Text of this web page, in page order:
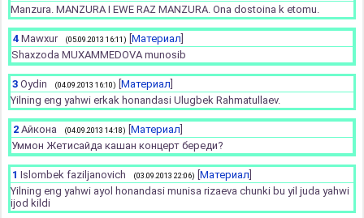
Manzura. MANZURA I EWE RAZ MANZURA. Ona dostoina k etomu.
4 Mawxur (05.09.2013 16:11) Материал
Shaxzoda MUXAMMEDOVA munosib
3 Oydin (04.09.2013 16:10) Материал
Yilning eng yahwi erkak honandasi Ulugbek Rahmatullaev.
2 Айкона (04.09.2013 14:18) Материал
Уммон Жетисайда кашан концерт береди?
1 Islombek faziljanovich (03.09.2013 22:06) Материал
Yilning eng yahwi ayol honandasi munisa rizaeva chunki bu yil juda yahwi
ijod kildi